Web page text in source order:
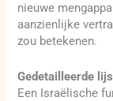
nieuwe
aanzienlijke
zou betekenen.
Gedetailleerde
Een Israëlische